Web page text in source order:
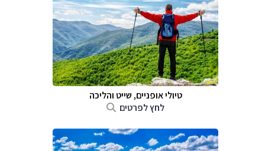
טיולי אופניים, שייט והליכה
לחץ לפרטים